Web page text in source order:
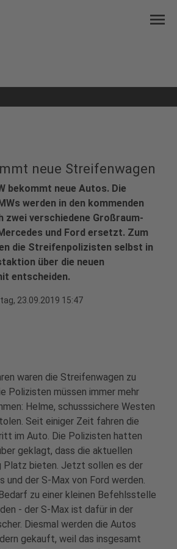
menu
neue Streifenwagen
bekommt neue Autos. Die
werden in den kommenden
zwei verschiedene Großraum-
und Ford ersetzt. Zum
die Streifenpolizisten selbst in
über die neuen
entscheiden.
23.09.2019 15:47
waren die Streifenwagen zu
Polizisten müssen immer mehr
Helme, schusssichere Westen
Seit einiger Zeit fahren die
im Auto. Die Polizisten hatten
geklagt, dass die aktuellen
Platz bieten. Jetzt sollen es der
und der S-Max von Ford werden.
zu einer kleinen Befehlsstelle
- der S-Max ist dafür in der
Diesmal werden die Autos
gekauft, weil das insgesamt